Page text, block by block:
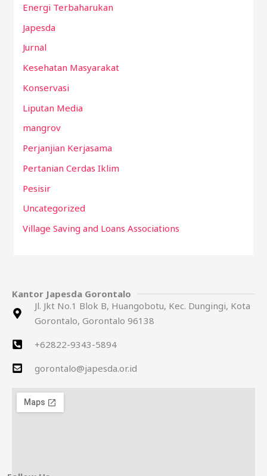
Energi Terbaharukan
Japesda
Jurnal
Kesehatan Masyarakat
Konservasi
Liputan Media
mangrov
Perjanjian Kerjasama
Pertanian Cerdas Iklim
Pesisir
Uncategorized
Village Saving and Loans Associations
Kantor Japesda Gorontalo
Jl. Jkt No.1 Blok B, Huangobotu, Kec. Dungingi, Kota
Gorontalo, Gorontalo 96138
+62822-9343-5894
gorontalo@japesda.or.id